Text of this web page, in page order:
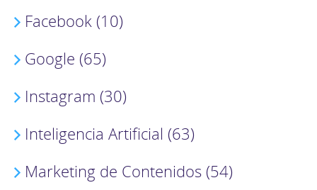
Facebook (10)
Google (65)
Instagram (30)
Inteligencia Artificial (63)
Marketing de Contenidos (54)